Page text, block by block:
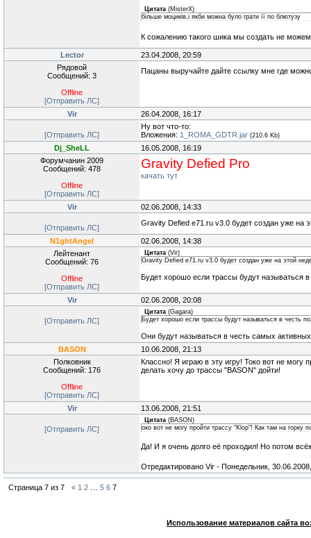
Цитата (MisterX)
бiльше моцикiв,i якби можна було грати її по блютузу
К сожалению такого шика мы создать не
Lector
23.04.2008, 20:59
Рядовой
Сообщений: 3
Offline
[Отправить ЛС]
Пацаны выручайте дайте ссылку мне где
Vir 26.04.2008, 16:17
[Отправить ЛС]
Ну вот что-то:
Вложения: 1_ROMA_GDTR.jar (210.6 Kb)
Dj_SheLL
16.05.2008, 16:19
Форумчанин 2009
Сообщений: 478
Offline
[Отправить ЛС]
Gravity Defied Pro
качать тут
Vir 02.06.2008, 14:33
[Отправить ЛС]
Gravity Defied e71.ru v3.0 будет создан уже на
N1ghtAngel
02.06.2008, 14:38
Лейтенант
Сообщений: 76
Offline
[Отправить ЛС]
Цитата (Vir)
Gravity Defied e71.ru v3.0 будет создан уже на этой
Будет хорошо если трассы будут называться
Vir 02.06.2008, 20:08
[Отправить ЛС]
Цитата (Gagara)
Будет хорошо если трассы будут называться в честь
Они будут называться в честь самых
BASON
10.06.2008, 21:13
Полковник
Сообщений: 176
Offline
[Отправить ЛС]
Классно! Я играю в эту игру! Токо вот не могу
делать хочу до трассы "BASON" дойти!
Vir 13.06.2008, 21:51
[Отправить ЛС]
Цитата (BASON )
око вот не могу пройти трассу "Klop"! Как там на горку
Да! И я очень долго её проходил! Но потом
Отредактировано Vir - Понедельник,
Страница 7 из 7 « 1 2 5 6 7
Использование материалов сайта